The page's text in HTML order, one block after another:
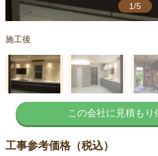
1/5
施工後
この会社に見積もり
工事参考価格（税込）